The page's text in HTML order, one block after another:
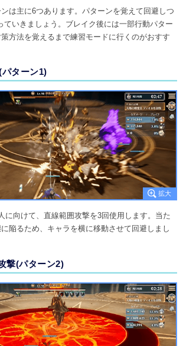
は主に6つあります。パターンを覚えて回避しつ
ていきましょう。ブレイク後には一部行動パター
方法を覚えるまで練習モードに行くのがおすす
ターン1)
に向けて、直線範囲攻撃を3回使用します。当た
陥るため、キャラを横に移動させて回避しまし
撃(パターン2)